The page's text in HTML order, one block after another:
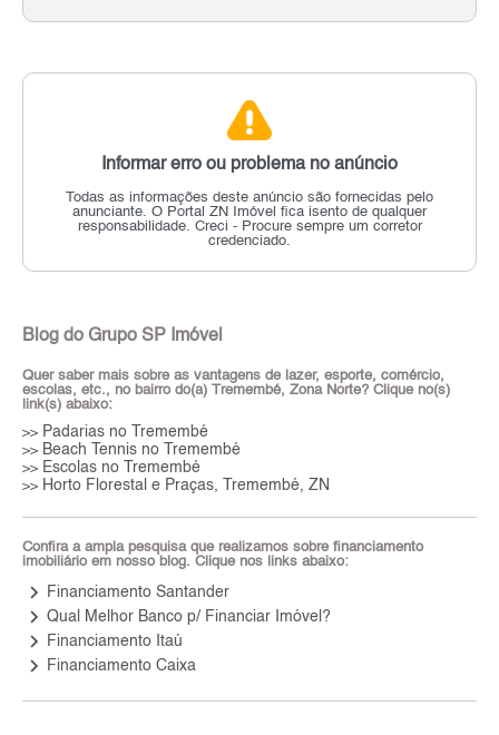
Informar erro ou problema no anúncio
Todas as informações deste anúncio são fornecidas pelo
anunciante. O Portal ZN Imóvel fica isento de qualquer
responsabilidade. Creci - Procure sempre um corretor
credenciado.
Blog do Grupo SP Imóvel
Quer saber mais sobre as vantagens de lazer, esporte, comércio,
escolas, etc., no bairro do(a) Tremembé, Zona Norte? Clique no(s)
link(s) abaixo:
>> Padarias no Tremembé
>> Beach Tennis no Tremembé
>> Escolas no Tremembé
>> Horto Florestal e Praças, Tremembé, ZN
Confira a ampla pesquisa que realizamos sobre financiamento
imobiliário em nosso blog. Clique nos links abaixo:
keyboard_arrow_right Financiamento Santander
keyboard_arrow_right Qual Melhor Banco p/ Financiar Imóvel?
keyboard_arrow_right Financiamento Itaú
keyboard_arrow_right Financiamento Caixa